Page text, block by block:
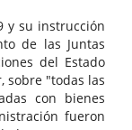
y su instrucción
de las Juntas
del Estado
sobre "todas las
con bienes
fueron